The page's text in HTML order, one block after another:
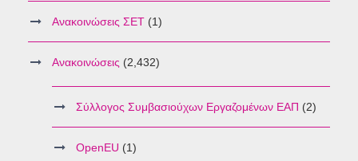
Ανακοινώσεις ΣΕΤ (1)
Ανακοινώσεις (2,432)
Σύλλογος Συμβασιούχων Εργαζομένων ΕΑΠ (2)
OpenEU (1)